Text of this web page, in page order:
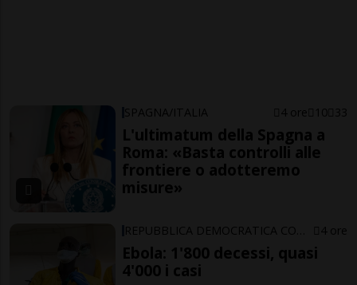
SPAGNA/ITALIA 4 ore 10 33
L'ultimatum della Spagna a
Roma: «Basta controlli alle
frontiere o adotteremo
misure»
4 ore
Ebola: 1'800 decessi, quasi
4'000 i casi